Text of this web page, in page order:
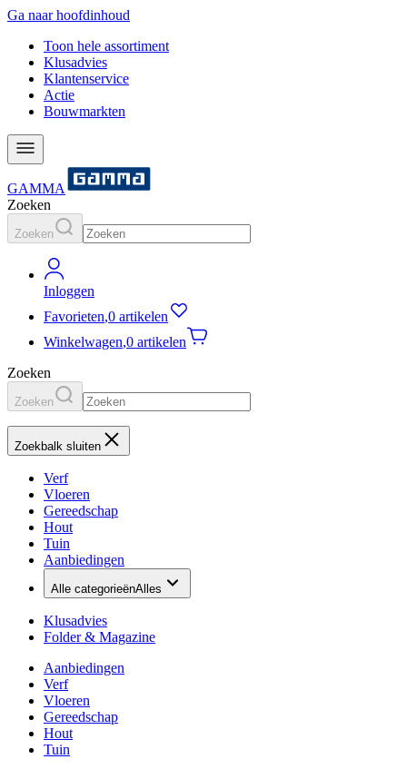
Ga naar hoofdinhoud
Toon hele assortiment
Klusadvies
Klantenservice
Actie
Bouwmarkten
GAMMA
Zoeken
Zoeken
Inloggen
Favorieten,0 artikelen
Winkelwagen,0 artikelen
Zoeken
Zoeken
Zoekbalk sluiten
Verf
Vloeren
Gereedschap
Hout
Tuin
Aanbiedingen
Alle categorieënAlles
Klusadvies
Folder & Magazine
Aanbiedingen
Verf
Vloeren
Gereedschap
Hout
Tuin